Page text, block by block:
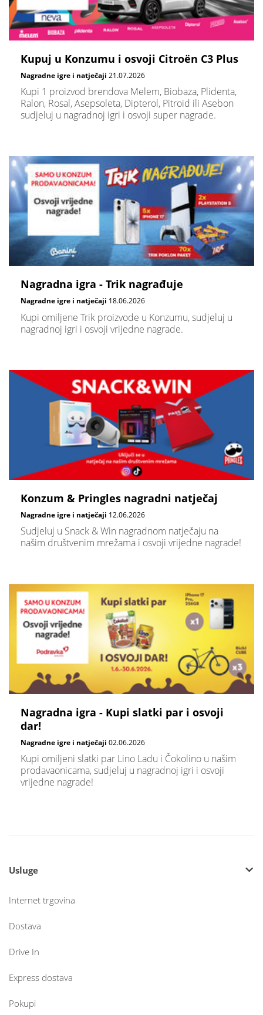
Kupuj u Konzumu i osvoji Citroën C3 Plus
Nagradne igre i natječaji 21.07.2026
Kupi 1 proizvod brendova Melem, Biobaza, Plidenta,
Ralon, Rosal, Asepsoleta, Dipterol, Pitroid ili Asebon
sudjeluj u nagradnoj igri i osvoji super nagrade.
Nagradna igra - Trik nagrađuje
Nagradne igre i natječaji 18.06.2026
Kupi omiljene Trik proizvode u Konzumu, sudjeluj u
nagradnoj igri i osvoji vrijedne nagrade.
Konzum & Pringles nagradni natječaj
Nagradne igre i natječaji 12.06.2026
Sudjeluj u Snack & Win nagradnom natječaju na
našim društvenim mrežama i osvoji vrijedne nagrade!
Nagradna igra - Kupi slatki par i osvoji
dar!
Nagradne igre i natječaji 02.06.2026
Kupi omiljeni slatki par Lino Ladu i Čokolino u našim
prodavaonicama, sudjeluj u nagradnoj igri i osvoji
vrijedne nagrade!
Usluge
Internet trgovina
Dostava
Drive In
Express dostava
Pokupi